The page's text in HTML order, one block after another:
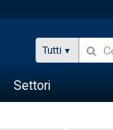
Tutti
Settori